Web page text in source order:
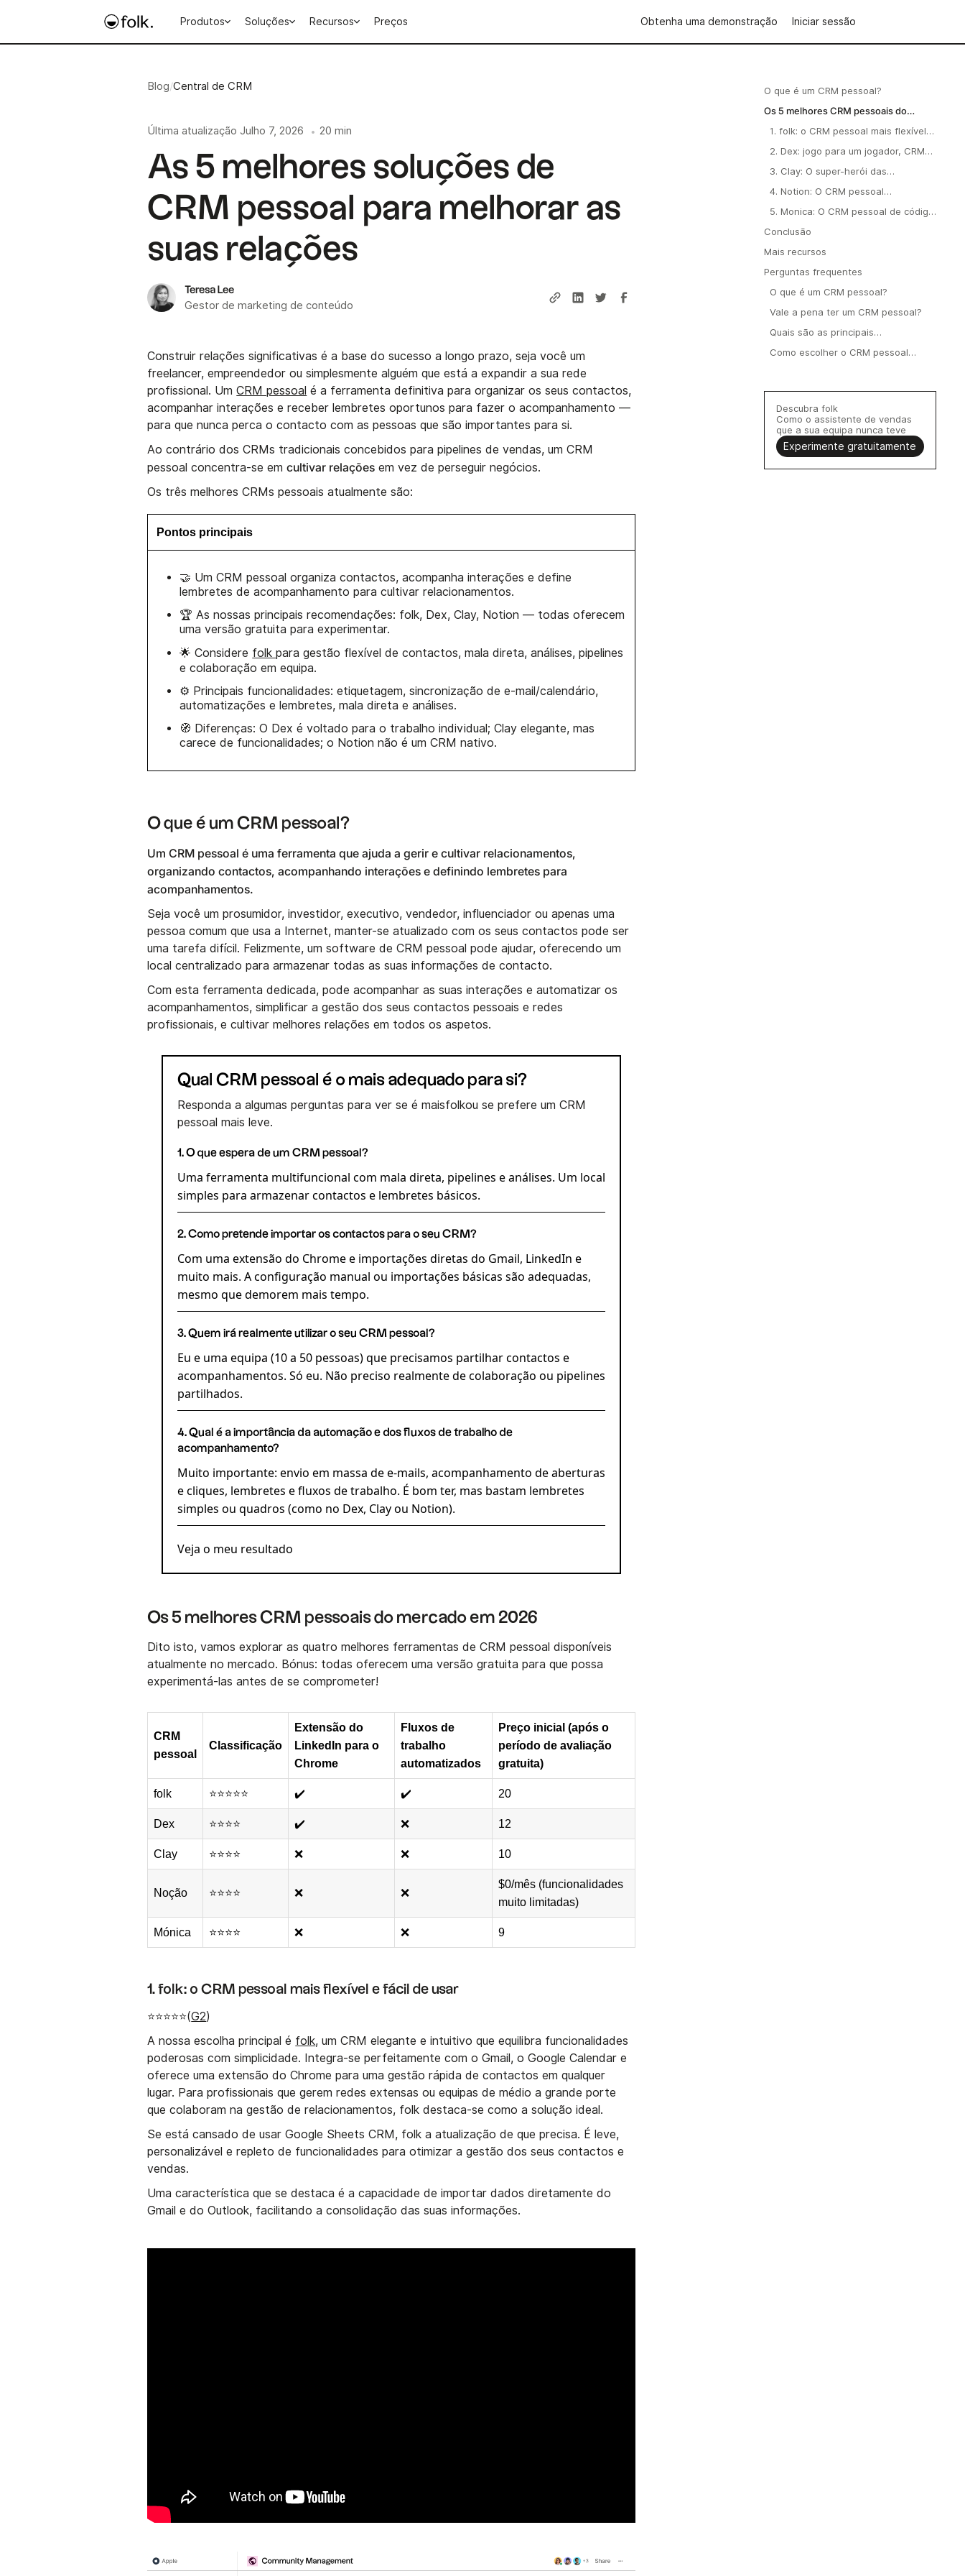
Produtos Soluções Recursos Preços Obtenha uma demonstração Iniciar sessão
Blog/Central de CRM
Última atualização Julho 7, 2026 • 20 min
As 5 melhores soluções de
CRM pessoal para melhorar as
suas relações
Teresa Lee
Gestor de marketing de conteúdo
Construir relações significativas é a base do sucesso a longo prazo, seja você um
freelancer, empreendedor ou simplesmente alguém que está a expandir a sua rede
profissional. UmCRM pessoal é a ferramenta definitiva para organizar os seus contactos,
acompanhar interações e receber lembretes oportunos para fazer o acompanhamento —
para que nunca perca o contacto com as pessoas que são importantes para si.
Ao contrário dos CRMs tradicionais concebidos para pipelines de vendas, um CRM
pessoal concentra-se emcultivar relações em vez de perseguir negócios.
Os três melhores CRMs pessoais atualmente são:
Pontos principais
🤝 Um CRM pessoal organiza contactos, acompanha interações e define
lembretes de acompanhamento para cultivar relacionamentos.
🏆 As nossas principais recomendações: folk, Dex, Clay, Notion — todas oferecem
uma versão gratuita para experimentar.
🌟 Considere folkpara gestão flexível de contactos, mala direta, análises, pipelines
e colaboração em equipa.
⚙️ Principais funcionalidades: etiquetagem, sincronização de e-mail/calendário,
automatizações e lembretes, mala direta e análises.
🧭 Diferenças: O Dex é voltado para o trabalho individual; Clay elegante, mas
carece de funcionalidades; o Notion não é um CRM nativo.
O que é um CRM pessoal?
Um CRM pessoal é uma ferramenta que ajuda a gerir e cultivar relacionamentos,
organizando contactos, acompanhando interações e definindo lembretes para
acompanhamentos.
Seja você um prosumidor, investidor, executivo, vendedor, influenciador ou apenas uma
pessoa comum que usa a Internet, manter-se atualizado com os seus contactos pode ser
uma tarefa difícil. Felizmente, um software de CRM pessoal pode ajudar, oferecendo um
local centralizado para armazenar todas as suas informações de contacto.
Com esta ferramenta dedicada, pode acompanhar as suas interações e automatizar os
acompanhamentos, simplificar a gestão dos seus contactos pessoais e redes
profissionais, e cultivar melhores relações em todos os aspetos.
Qual CRM pessoal é o mais adequado para si?
Responda a algumas perguntas para ver se é maisfolkou se prefere um CRM
pessoal mais leve.
1. O que espera de um CRM pessoal?
Uma ferramenta multifuncional com mala direta, pipelines e análises. Um local
simples para armazenar contactos e lembretes básicos.
2. Como pretende importar os contactos para o seu CRM?
Com uma extensão do Chrome e importações diretas do Gmail, LinkedIn e
muito mais. A configuração manual ou importações básicas são adequadas,
mesmo que demorem mais tempo.
3. Quem irá realmente utilizar o seu CRM pessoal?
Eu e uma equipa (10 a 50 pessoas) que precisamos partilhar contactos e
acompanhamentos. Só eu. Não preciso realmente de colaboração ou pipelines
partilhados.
4. Qual é a importância da automação e dos fluxos de trabalho de
acompanhamento?
Muito importante: envio em massa de e-mails, acompanhamento de aberturas
e cliques, lembretes e fluxos de trabalho. É bom ter, mas bastam lembretes
simples ou quadros (como no Dex, Clay ou Notion).
Veja o meu resultado
Os 5 melhores CRM pessoais do mercado em 2026
Dito isto, vamos explorar as quatro melhores ferramentas de CRM pessoal disponíveis
atualmente no mercado. Bónus: todas oferecem uma versão gratuita para que possa
experimentá-las antes de se comprometer!
CRM
pessoal
Classificação
Extensão do
LinkedIn para o
Chrome
Fluxos de
trabalho
automatizados
Preço inicial (após o
período de avaliação
gratuita)
folk ⭐⭐⭐⭐⭐ ✔️ ✔️ 20
Dex ⭐⭐⭐⭐ ✔️ ❌ 12
Clay ⭐⭐⭐⭐ ❌ ❌ 10
Noção ⭐⭐⭐⭐ ❌ ❌
$0/mês (funcionalidades
muito limitadas)
Mónica ⭐⭐⭐⭐ ❌ ❌ 9
1. folk: o CRM pessoal mais flexível e fácil de usar
⭐⭐⭐⭐⭐(G2)
A nossa escolha principal é folk, um CRM elegante e intuitivo que equilibra funcionalidades
poderosas com simplicidade. Integra-se perfeitamente com o Gmail, o Google Calendar e
oferece uma extensão do Chrome para uma gestão rápida de contactos em qualquer
lugar. Para profissionais que gerem redes extensas ou equipas de médio a grande porte
que colaboram na gestão de relacionamentos, folk destaca-se como a solução ideal.
Se está cansado de usar Google Sheets CRM, folk a atualização de que precisa. É leve,
personalizável e repleto de funcionalidades para otimizar a gestão dos seus contactos e
vendas.
Uma característica que se destaca é a capacidade de importar dados diretamente do
Gmail e do Outlook, facilitando a consolidação das suas informações.
O que é um CRM pessoal?
Os 5 melhores CRM pessoais do
1. folk: o CRM pessoal mais flexível e
2. Dex: jogo para um jogador, CRM
3. Clay: O super-herói das
sem algumas funcionalidades
importantes
4. Notion: O CRM pessoal
5. Monica: O CRM pessoal de código
Conclusão
Mais recursos
Perguntas frequentes
O que é um CRM pessoal?
Vale a pena ter um CRM pessoal?
Quais são as principais
Como escolher o CRM pessoal
Descubra folk
Como o assistente de vendas
que a sua equipa nunca teve
Experimente gratuitamente